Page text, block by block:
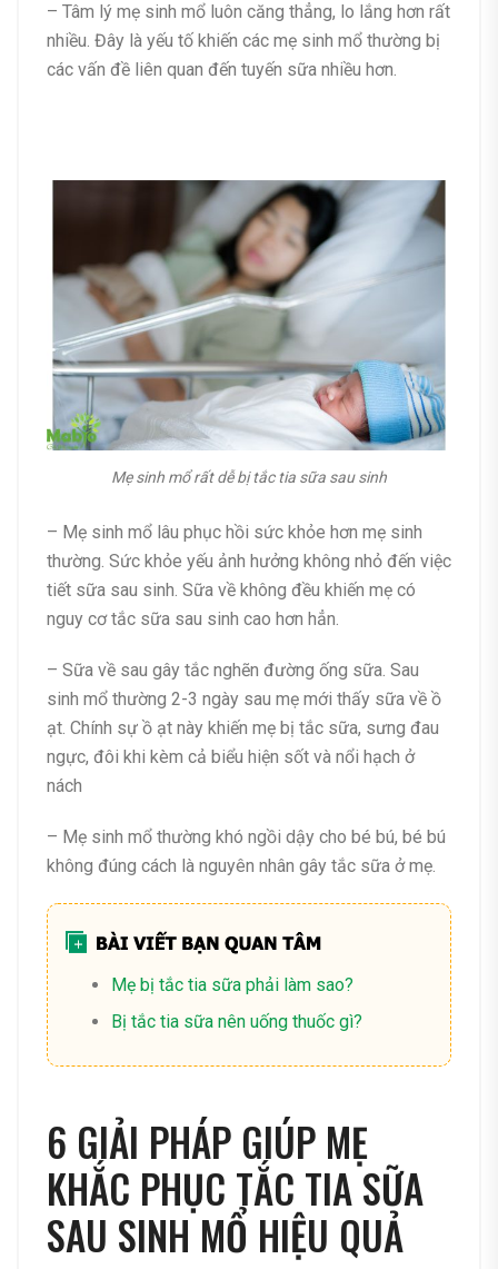
– Tâm lý mẹ sinh mổ luôn căng thẳng, lo lắng hơn rất
nhiều. Đây là yếu tố khiến các mẹ sinh mổ thường bị
các vấn đề liên quan đến tuyến sữa nhiều hơn.
Mẹ sinh mổ rất dễ bị tắc tia sữa sau sinh
– Mẹ sinh mổ lâu phục hồi sức khỏe hơn mẹ sinh
thường. Sức khỏe yếu ảnh hưởng không nhỏ đến việc
tiết sữa sau sinh. Sữa về không đều khiến mẹ có
nguy cơ tắc sữa sau sinh cao hơn hẳn.
– Sữa về sau gây tắc nghẽn đường ống sữa. Sau
sinh mổ thường 2-3 ngày sau mẹ mới thấy sữa về ồ
ạt. Chính sự ồ ạt này khiến mẹ bị tắc sữa, sưng đau
ngực, đôi khi kèm cả biểu hiện sốt và nổi hạch ở
nách
– Mẹ sinh mổ thường khó ngồi dậy cho bé bú, bé bú
không đúng cách là nguyên nhân gây tắc sữa ở mẹ.
Mẹ bị tắc tia sữa phải làm sao?
Bị tắc tia sữa nên uống thuốc gì?
6 GIẢI PHÁP GIÚP MẸ
KHẮC PHỤC TẮC TIA SỮA
SAU SINH MỔ HIỆU QUẢ